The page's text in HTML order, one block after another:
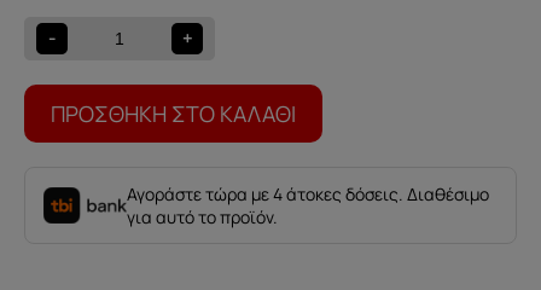
-
ποσότητα
+
ΠΡΟΣΘΉΚΗ ΣΤΟ ΚΑΛΆΘΙ
Αγοράστε τώρα με 4 άτοκες δόσεις. Διαθέσιμο
για αυτό το προϊόν.